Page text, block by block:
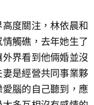
度關注，林依晨和
觸礁，去年她生了
界看到他倆婚並沒
是經營共同事業夥
腦的自己聽到，應